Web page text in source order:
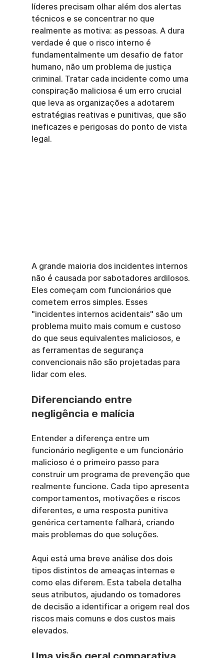
líderes precisam olhar além dos alertas
técnicos e se concentrar no que
realmente as motiva: as pessoas. A dura
verdade é que o risco interno é
fundamentalmente um desafio de fator
humano, não um problema de justiça
criminal. Tratar cada incidente como uma
conspiração maliciosa é um erro crucial
que leva as organizações a adotarem
estratégias reativas e punitivas, que são
ineficazes e perigosas do ponto de vista
legal.
A grande maioria dos incidentes internos
não é causada por sabotadores ardilosos.
Eles começam com funcionários que
cometem erros simples. Esses
"incidentes internos acidentais" são um
problema muito mais comum e custoso
do que seus equivalentes maliciosos, e
as ferramentas de segurança
convencionais não são projetadas para
lidar com eles.
Diferenciando entre
negligência e malícia
Entender a diferença entre um
funcionário negligente e um funcionário
malicioso é o primeiro passo para
construir um programa de prevenção que
realmente funcione. Cada tipo apresenta
comportamentos, motivações e riscos
diferentes, e uma resposta punitiva
genérica certamente falhará, criando
mais problemas do que soluções.
Aqui está uma breve análise dos dois
tipos distintos de ameaças internas e
como elas diferem. Esta tabela detalha
seus atributos, ajudando os tomadores
de decisão a identificar a origem real dos
riscos mais comuns e dos custos mais
elevados.